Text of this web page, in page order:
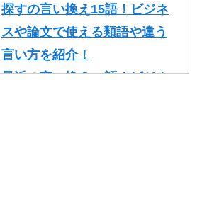
探すの言い換え15語！ビジネ
スや論文で使える類語や違う
言い方を紹介！
最近の言い換え15語！ビジネ